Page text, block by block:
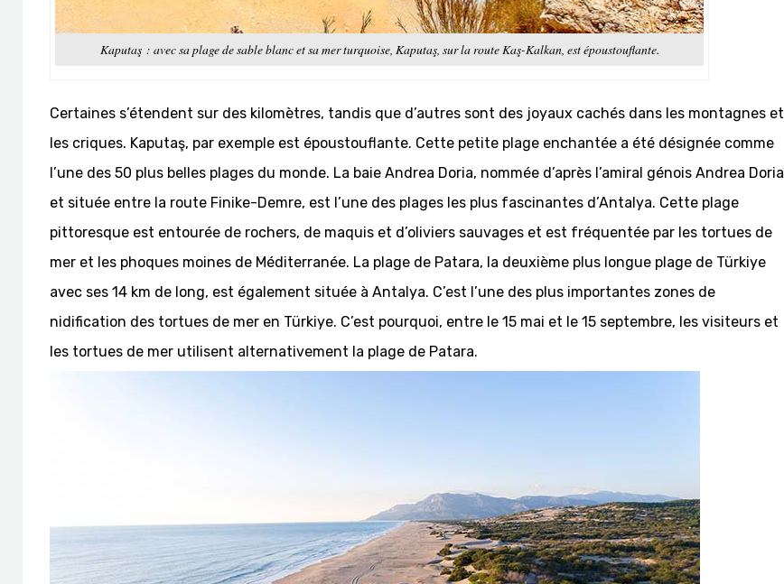
Kaputaş : avec sa plage de sable blanc et sa mer turquoise, Kaputaş, sur la route Kaş-Kalkan, est époustouflante.
Certaines s’étendent sur des kilomètres, tandis que d’autres sont des joyaux cachés dans les montagnes et
les criques. Kaputaş, par exemple est époustouflante. Cette petite plage enchantée a été désignée comme
l’une des 50 plus belles plages du monde. La baie Andrea Doria, nommée d’après l’amiral génois Andrea Doria
et située entre la route Finike-Demre, est l’une des plages les plus fascinantes d’Antalya. Cette plage
pittoresque est entourée de rochers, de maquis et d’oliviers sauvages et est fréquentée par les tortues de
mer et les phoques moines de Méditerranée. La plage de Patara, la deuxième plus longue plage de Türkiye
avec ses 14 km de long, est également située à Antalya. C’est l’une des plus importantes zones de
nidification des tortues de mer en Türkiye. C’est pourquoi, entre le 15 mai et le 15 septembre, les visiteurs et
les tortues de mer utilisent alternativement la plage de Patara.